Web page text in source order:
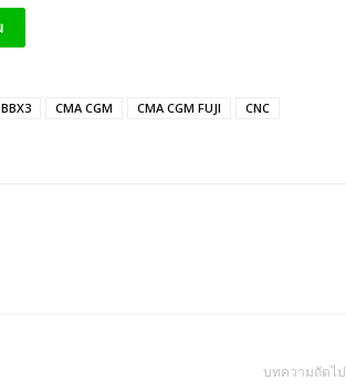
BBX3 CMA CGM CMA CGM FUJI
CNC
บทความถัดไป